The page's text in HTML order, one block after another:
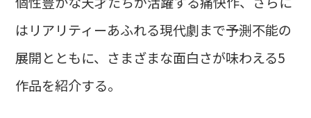
はリアリティーあふれる現代劇まで――予測不能の
展開とともに、さまざまな面白さが味わえる5
作品を紹介する。